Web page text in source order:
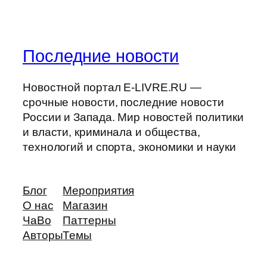
Последние новости
Новостной портал E-LIVRE.RU —
срочные новости, последние новости
России и Запада. Мир новостей политики
и власти, криминала и общества,
технологий и спорта, экономики и науки
Блог
О нас
ЧаВо
Авторы
Мероприятия
Магазин
Паттерны
Темы